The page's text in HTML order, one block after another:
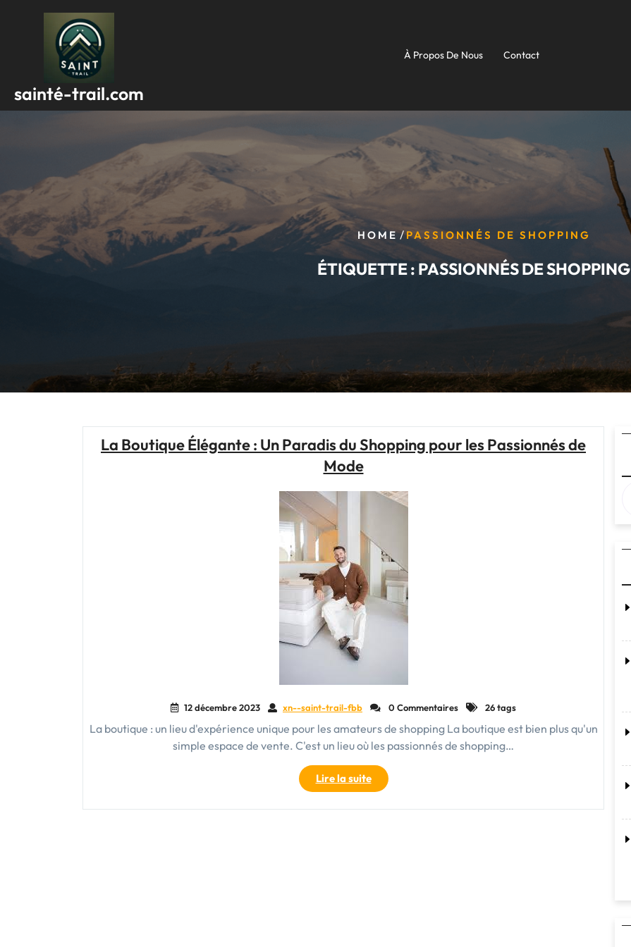
sainté-trail.com
À Propos De Nous Contact
HOME/PASSIONNÉS DE SHOPPING
ÉTIQUETTE : PASSIONNÉS DE SHOPPING
La Boutique Élégante : Un Paradis du Shopping pour les Passionnés de
Mode
12 décembre 2023 xn--saint-trail-fbb 0 Commentaires 26 tags
La boutique : un lieu d'expérience unique pour les amateurs de shopping La boutique est bien plus qu'un
simple espace de vente. C'est un lieu où les passionnés de shopping…
Lire la suite"La
Boutique
Élégante